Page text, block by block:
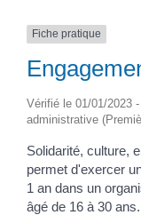
Fiche pratique
Vérifié le 01/01/2023
administrative
Solidarité, culture,
permet d'exercer
1 an dans un
âgé de 16 à 30